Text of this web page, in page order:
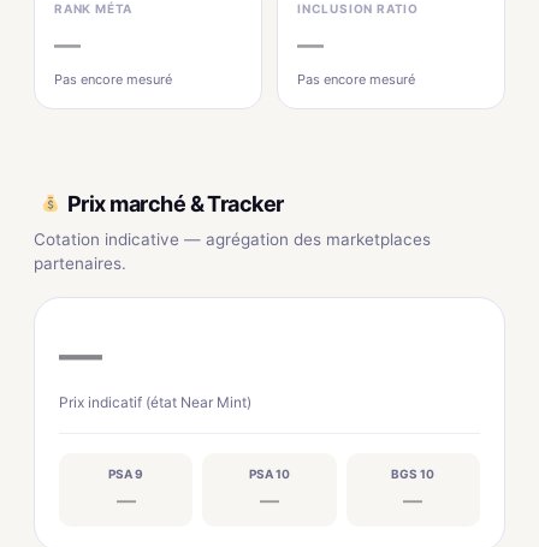
RANK MÉTA
—
Pas encore mesuré
INCLUSION RATIO
—
Pas encore mesuré
Prix marché & Tracker
Cotation indicative — agrégation des marketplaces
partenaires.
—
Prix indicatif (état Near Mint)
PSA 9
—
PSA 10
—
BGS 10
—